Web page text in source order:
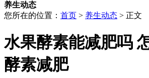
养生动态
您所在的位置： 首页 > 养生动态 > 正文
水果酵素能减肥吗
酵素减肥